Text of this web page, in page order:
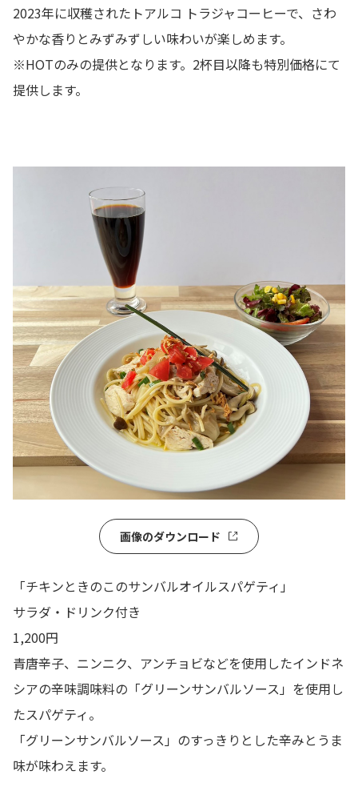
2023年に収穫されたトアルコ トラジャコーヒーで、さわ
やかな香りとみずみずしい味わいが楽しめます。
※HOTのみの提供となります。2杯目以降も特別価格にて
提供します。
画像のダウンロード
「チキンときのこのサンバルオイルスパゲティ」
サラダ・ドリンク付き
1,200円
青唐辛子、ニンニク、アンチョビなどを使用したインドネ
シアの辛味調味料の「グリーンサンバルソース」を使用し
たスパゲティ。
「グリーンサンバルソース」のすっきりとした辛みとうま
味が味わえます。